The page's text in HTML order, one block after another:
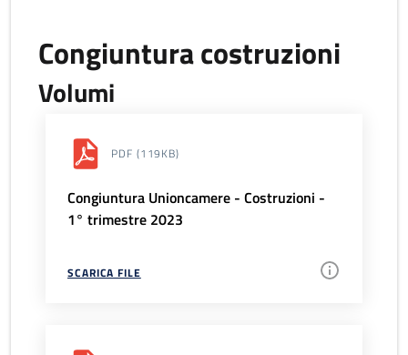
Congiuntura costruzioni
Volumi
PDF (119KB)
Congiuntura Unioncamere - Costruzioni -
1° trimestre 2023
SCARICA FILE